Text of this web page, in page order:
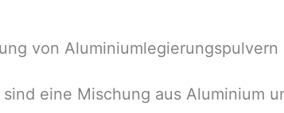
von Aluminiumlegierungspulvern
eine Mischung aus Aluminium